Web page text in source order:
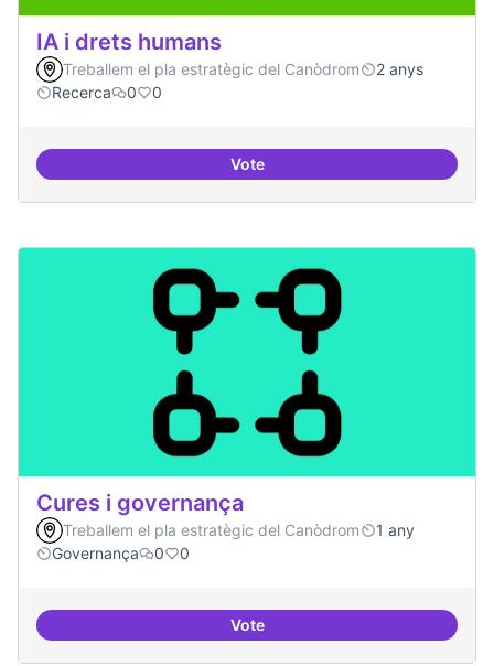
IA i drets humans
Treballem el pla estratègic del Canòdrom
2 anys
Recerca
0 0
VoteIA i drets humans
Cures i governança
Treballem el pla estratègic del Canòdrom
1 any
Governança
0 0
VoteCures i governança